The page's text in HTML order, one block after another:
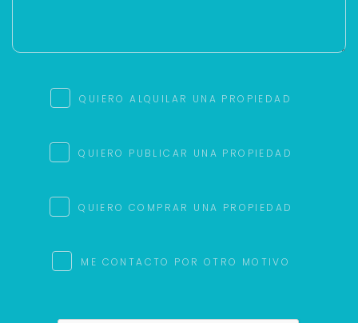
QUIERO ALQUILAR UNA PROPIEDAD
QUIERO PUBLICAR UNA PROPIEDAD
QUIERO COMPRAR UNA PROPIEDAD
ME CONTACTO POR OTRO MOTIVO